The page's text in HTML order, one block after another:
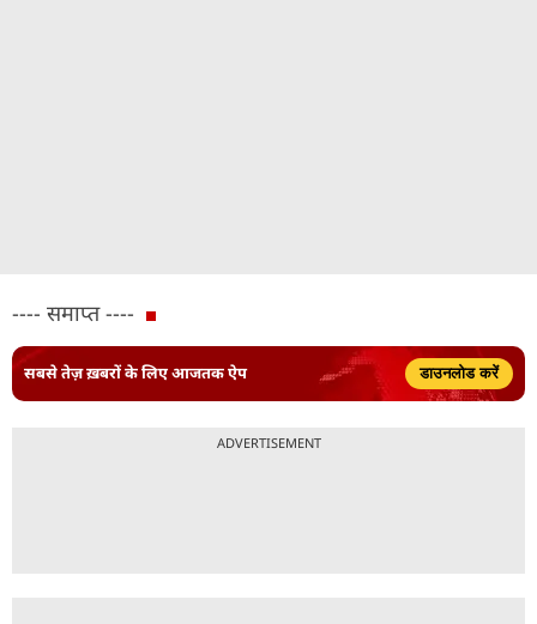
---- समाप्त ----
सबसे तेज़ ख़बरों के लिए आजतक ऐप डाउनलोड करें
ADVERTISEMENT